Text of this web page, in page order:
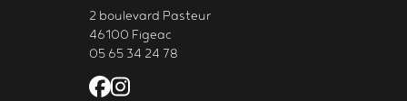
2 boulevard Pasteur
46100 Figeac
05 65 34 24 78
Facebook de l'Astrolabe Grand
Instagram de l'Astrolabe Grand